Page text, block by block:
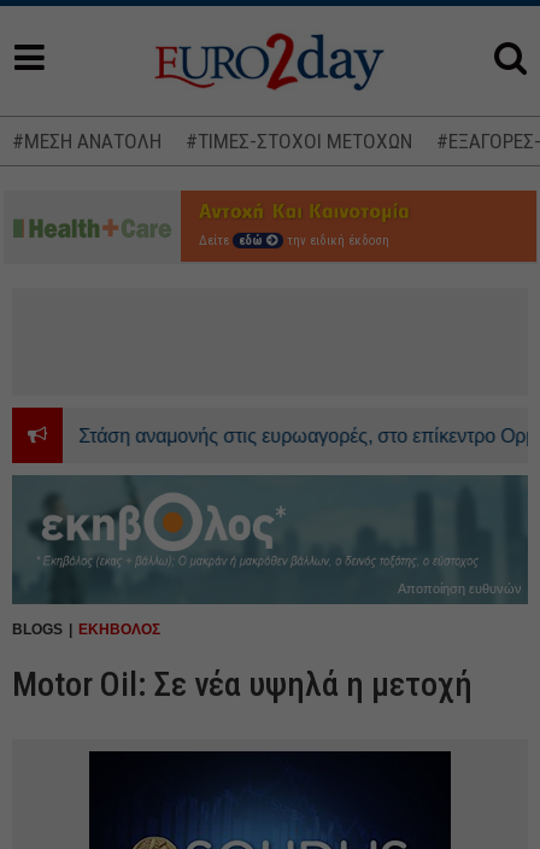
#ΜΕΣΗ ΑΝΑΤΟΛΗ #ΤΙΜΕΣ-ΣΤΟΧΟΙ ΜΕΤΟΧΩΝ
Δείτε εδώ την ειδική έκδοση
Στάση αναμονής στις ευρωαγορές, στο επίκεντρο Ορμούζ
Αποποίηση ευθυνών
BLOGS ΕΚΗΒΟΛΟΣ
Motor Oil: Σε νέα υψηλά η μετοχή